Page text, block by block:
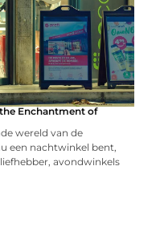
Enchantment of
wereld van de
een nachtwinkel bent,
avondwinkels